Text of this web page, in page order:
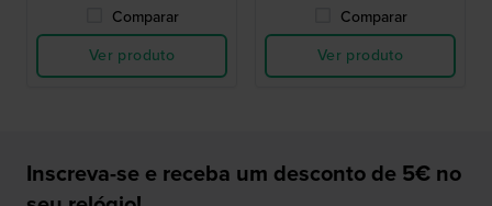
Comparar
Ver produto
Comparar
Ver produto
Inscreva-se e receba um desconto de 5€ no